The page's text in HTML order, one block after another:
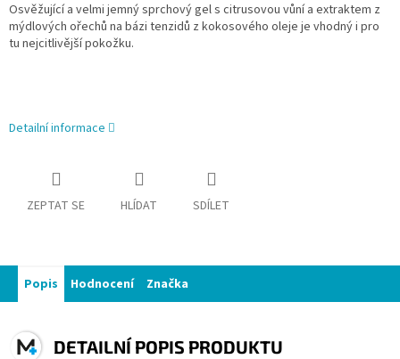
Osvěžující a velmi jemný sprchový gel s citrusovou vůní a extraktem z
mýdlových ořechů na bázi tenzidů z kokosového oleje je vhodný i pro
tu nejcitlivější pokožku.
Detailní informace
ZEPTAT SE HLÍDAT SDÍLET
Popis Hodnocení Značka
DETAILNÍ POPIS PRODUKTU